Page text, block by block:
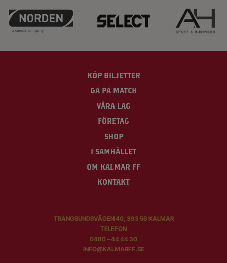
KÖP BILJETTER
GÅ PÅ MATCH
VÅRA LAG
FÖRETAG
SHOP
I SAMHÄLLET
OM KALMAR FF
KONTAKT
TRÅNGSUNDSVÄGEN 40, 393 56 KALMAR
TELEFON
0480 – 44 44 30
INFO@KALMARFF.SE